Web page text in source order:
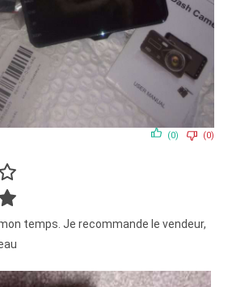
(0) (0)
temps. Je recommande le vendeur,